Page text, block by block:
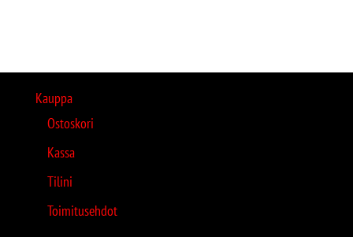
Kauppa
Ostoskori
Kassa
Tilini
Toimitusehdot